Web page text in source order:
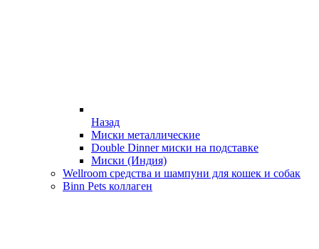
Назад
Миски металлические
Double Dinner миски на подставке
Миски (Индия)
Wellroom средства и шампуни для кошек и собак
Binn Pets коллаген